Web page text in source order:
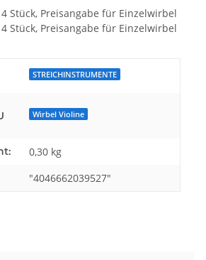
Stück, Preisangabe für Einzelwirbel
Stück, Preisangabe für Einzelwirbel
STREICHINSTRUMENTE
Wirbel Violine
0,30 kg
"4046662039527"